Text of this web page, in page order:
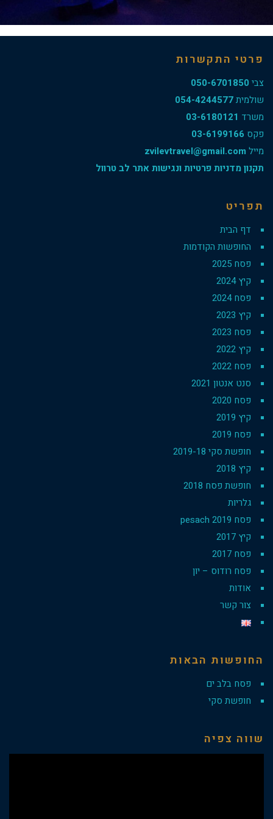
פרטי התקשרות
צבי 050-6701850
שולמית054-4244577
משרד 03-6180121
פקס 03-6199166
מייל zvilevtravel@gmail.com
תקנון מדניות פרטיות ונגישות אתר לב טרוול
תפריט
דף הבית
החופשות הקודמות
פסח 2025
קיץ 2024
פסח 2024
קיץ 2023
פסח 2023
קיץ 2022
פסח 2022
סנט אנטון 2021
פסח 2020
קיץ 2019
פסח 2019
חופשת סקי 2019-18
קיץ 2018
חופשת פסח 2018
גלריות
פסח 2019 pesach
קיץ 2017
פסח 2017
פסח רודוס – יון
אודות
צור קשר
החופשות הבאות
פסח בלב ים
חופשת סקי
שווה צפיה